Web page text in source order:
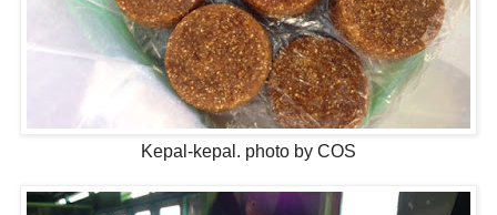
Kepal-kepal. photo by COS